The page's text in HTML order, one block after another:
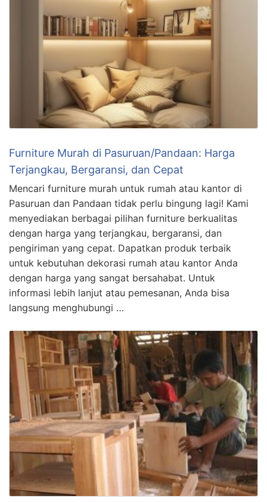
Furniture Murah di Pasuruan/Pandaan: Harga
Terjangkau, Bergaransi, dan Cepat
Mencari furniture murah untuk rumah atau kantor di
Pasuruan dan Pandaan tidak perlu bingung lagi! Kami
menyediakan berbagai pilihan furniture berkualitas
dengan harga yang terjangkau, bergaransi, dan
pengiriman yang cepat. Dapatkan produk terbaik
untuk kebutuhan dekorasi rumah atau kantor Anda
dengan harga yang sangat bersahabat. Untuk
informasi lebih lanjut atau pemesanan, Anda bisa
langsung menghubungi …